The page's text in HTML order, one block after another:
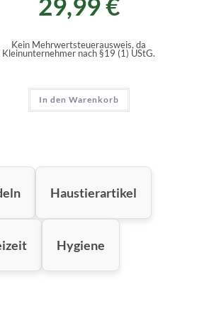
Kein Mehrwertsteuerausweis, da
Kleinunternehmer nach §19 (1) UStG.
In den Warenkorb
Haustierartikel
Hygiene